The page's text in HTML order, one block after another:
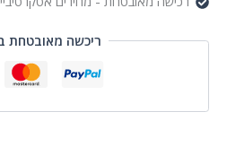
ריכשה מאובטחת